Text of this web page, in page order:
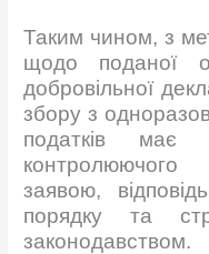
Таким чином, з
щодо поданої
добровільної
збору з
податків має
контролюючого
заявою,
порядку та
законодавством.